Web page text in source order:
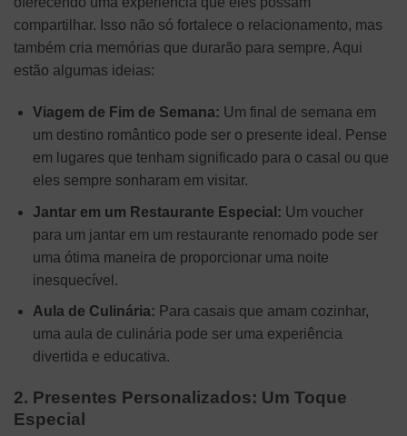
compartilhar. Isso não só fortalece o relacionamento, mas
também cria memórias que durarão para sempre. Aqui
estão algumas ideias:
Viagem de Fim de Semana: Um final de semana em
um destino romântico pode ser o presente ideal. Pense
em lugares que tenham significado para o casal ou que
eles sempre sonharam em visitar.
Jantar em um Restaurante Especial: Um voucher
para um jantar em um restaurante renomado pode ser
uma ótima maneira de proporcionar uma noite
inesquecível.
Aula de Culinária: Para casais que amam cozinhar,
uma aula de culinária pode ser uma experiência
divertida e educativa.
2. Presentes Personalizados: Um Toque
Especial